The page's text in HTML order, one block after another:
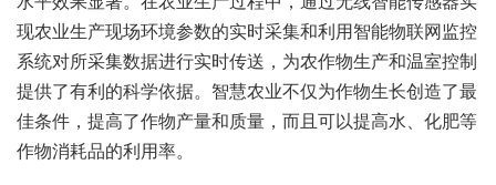
现农业生产现场环境参数的实时采集和利用智能物联网监控
系统对所采集数据进行实时传送，为农作物生产和温室控制
提供了有利的科学依据。智慧农业不仅为作物生长创造了最
佳条件，提高了作物产量和质量，而且可以提高水、化肥等
作物消耗品的利用率。